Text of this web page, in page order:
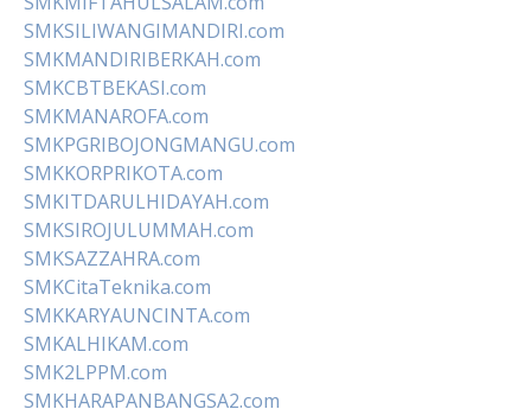
SMKSILIWANGIMANDIRI.com
SMKMANDIRIBERKAH.com
SMKCBTBEKASI.com
SMKMANAROFA.com
SMKPGRIBOJONGMANGU.com
SMKKORPRIKOTA.com
SMKITDARULHIDAYAH.com
SMKSIROJULUMMAH.com
SMKSAZZAHRA.com
SMKCitaTeknika.com
SMKKARYAUNCINTA.com
SMKALHIKAM.com
SMK2LPPM.com
SMKHARAPANBANGSA2.com